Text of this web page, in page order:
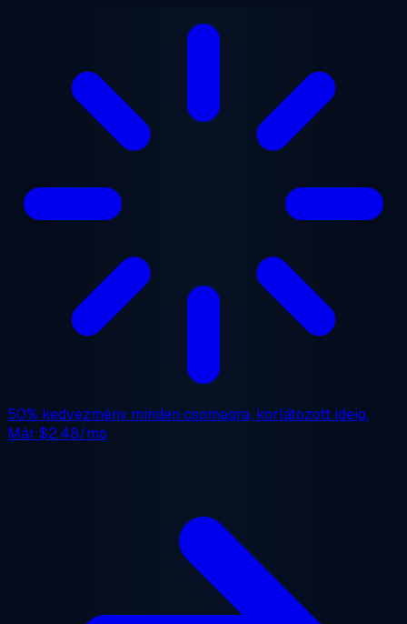
50% kedvezmény minden csomagra, korlátozott ideig.
Már $2.48/mo